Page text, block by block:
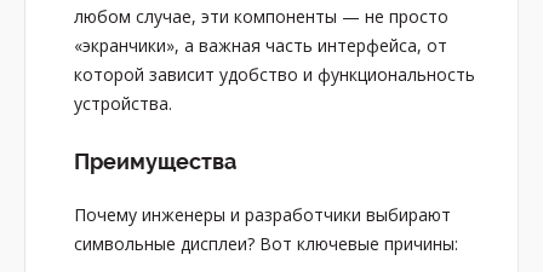
любом случае, эти компоненты — не просто
«экранчики», а важная часть интерфейса, от
которой зависит удобство и функциональность
устройства.
Преимущества
Почему инженеры и разработчики выбирают
символьные дисплеи? Вот ключевые причины: